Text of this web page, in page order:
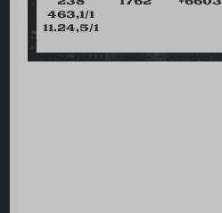
463,1/1
11.24,5/1